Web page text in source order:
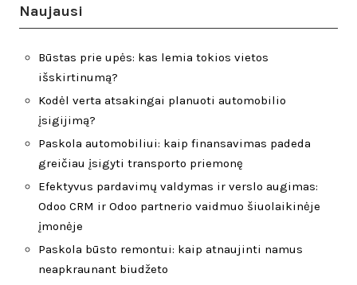
Naujausi
Būstas prie upės: kas lemia tokios vietos
išskirtinumą?
Kodėl verta atsakingai planuoti automobilio
įsigijimą?
Paskola automobiliui: kaip finansavimas padeda
greičiau įsigyti transporto priemonę
Efektyvus pardavimų valdymas ir verslo augimas:
Odoo CRM ir Odoo partnerio vaidmuo šiuolaikinėje
įmonėje
Paskola būsto remontui: kaip atnaujinti namus
neapkraunant biudžeto